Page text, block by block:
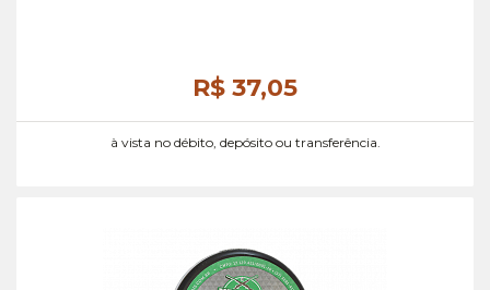
R$ 37,05
à vista no débito, depósito ou transferência.